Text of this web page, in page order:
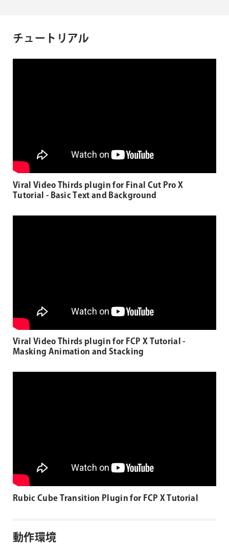
チュートリアル
Viral Video Thirds plugin for Final Cut Pro X
Tutorial - Basic Text and Background
Viral Video Thirds plugin for FCP X Tutorial -
Masking Animation and Stacking
Rubic Cube Transition Plugin for FCP X Tutorial
動作環境